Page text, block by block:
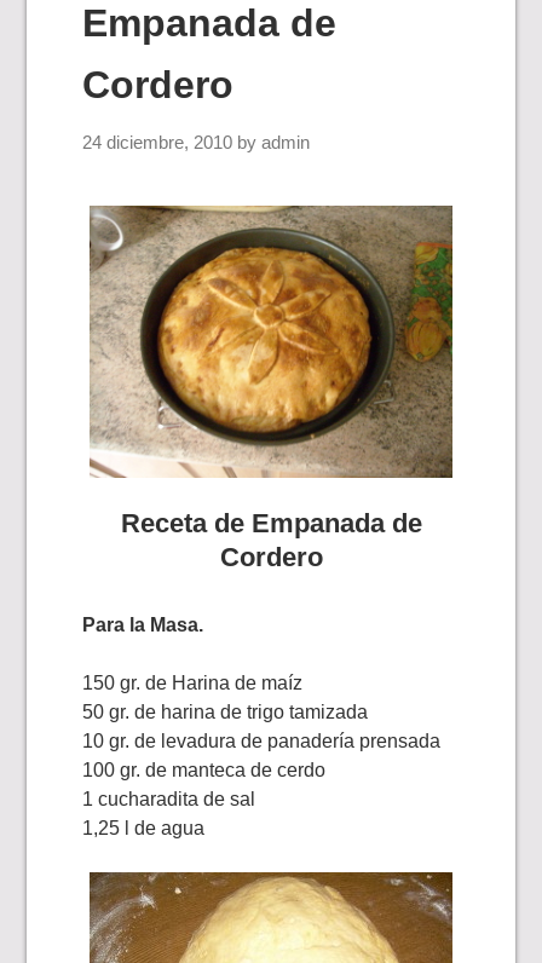
Empanada de
Cordero
24 diciembre, 2010 byadmin
Receta de Empanada de
Cordero
Para la Masa.
150 gr. de Harina de maíz
50 gr. de harina de trigo tamizada
10 gr. de levadura de panadería prensada
100 gr. de manteca de cerdo
1 cucharadita de sal
1,25 l de agua